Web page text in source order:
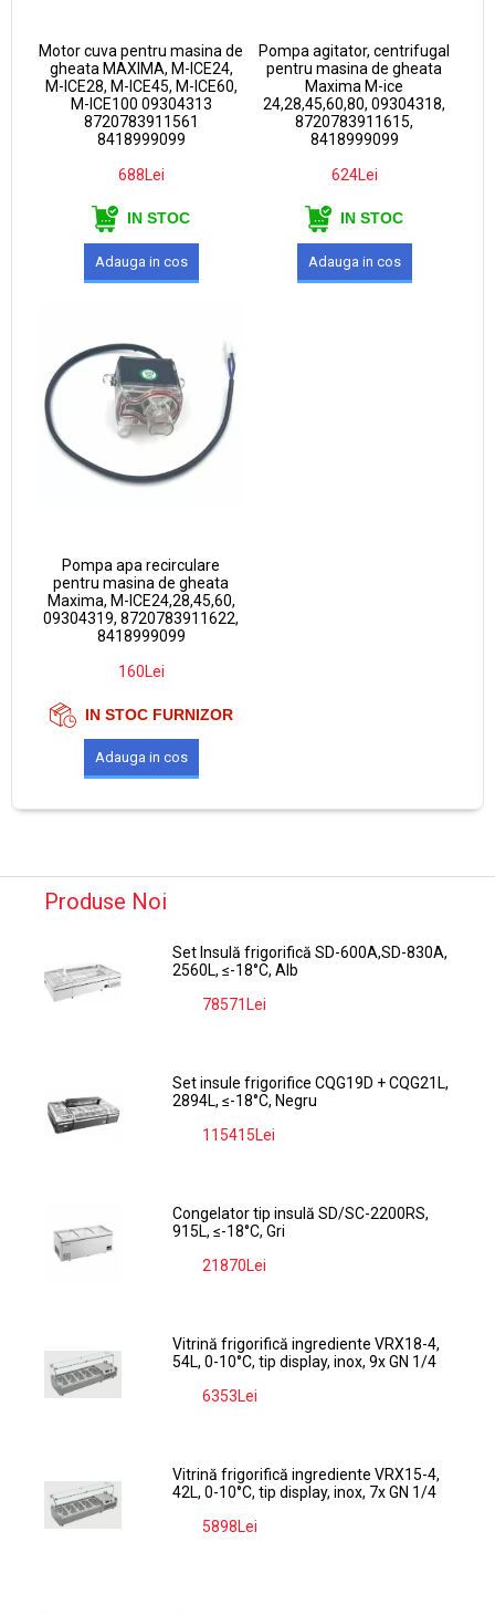
Motor cuva pentru masina de
gheata MAXIMA, M-ICE24,
M-ICE28, M-ICE45, M-ICE60,
M-ICE100 09304313
8720783911561
8418999099
688Lei
IN STOC
Pompa agitator, centrifugal
pentru masina de gheata
Maxima M-ice
24,28,45,60,80, 09304318,
8720783911615,
8418999099
624Lei
IN STOC
Pompa apa recirculare
pentru masina de gheata
Maxima, M-ICE24,28,45,60,
09304319, 8720783911622,
8418999099
160Lei
IN STOC FURNIZOR
Produse Noi
Set Insulă frigorifică SD-600A,SD-830A,
2560L, ≤-18°C, Alb
78571Lei
Set insule frigorifice CQG19D + CQG21L,
2894L, ≤-18°C, Negru
115415Lei
Congelator tip insulă SD/SC-2200RS,
915L, ≤-18°C, Gri
21870Lei
Vitrină frigorifică ingrediente VRX18-4,
54L, 0-10°C, tip display, inox, 9x GN 1/4
6353Lei
Vitrină frigorifică ingrediente VRX15-4,
42L, 0-10°C, tip display, inox, 7x GN 1/4
5898Lei